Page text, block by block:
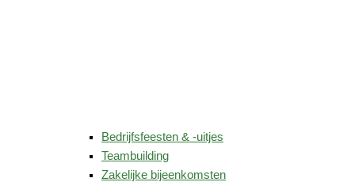
Bedrijfsfeesten & -uitjes
Teambuilding
Zakelijke bijeenkomsten